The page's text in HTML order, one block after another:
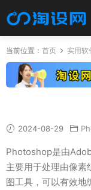
当前位置： 首页 实用软
2024-08-29
Photoshop是由
主要用于处理由像素
图工具，可以有效地